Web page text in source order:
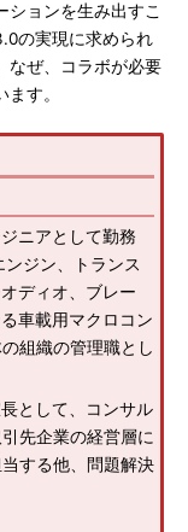
ションを生み出すこ
の実現に求められ
なぜ、コラボが必要
す。
ニアとして勤務
ジン、トランス
ディオ、ブレー
車載用マクロコン
組織の管理職とし
として、コンサル
先企業の経営層に
する他、問題解決